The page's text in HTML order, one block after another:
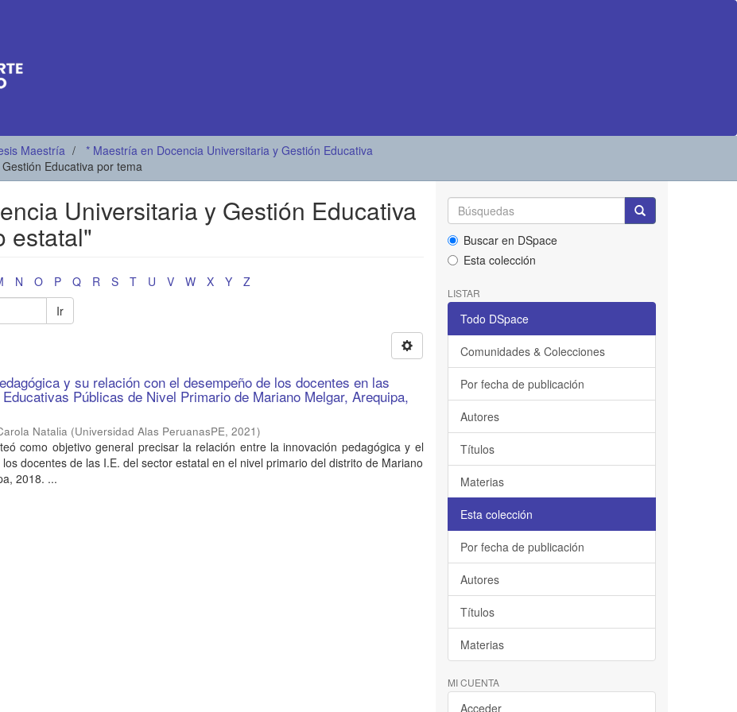
Maestría
* Maestría en Docencia Universitaria y Gestión Educativa
Educativa por tema
Universitaria y Gestión Educativa
estatal"
N O P Q R S T U V W X Y
Z
Ir
y su relación con el desempeño de los docentes en las
Públicas de Nivel Primario de Mariano Melgar, Arequipa,
Natalia (Universidad Alas PeruanasPE,2021)
como objetivo general precisar la relación entre la innovación pedagógica y el
docentes de las I.E. del sector estatal en el nivel primario del distrito de Mariano
2018. ...
Buscar en DSpace
Esta colección
LISTAR
Todo DSpace
Comunidades & Colecciones
Por fecha de publicación
Autores
Títulos
Materias
Esta colección
Por fecha de publicación
Autores
Títulos
Materias
MI CUENTA
Acceder